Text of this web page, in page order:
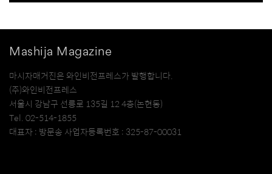
Mashija Magazine
마시자매거진은 와인비전프레스가 발행합니다.
(주)와인비전프레스
서울시 강남구 선릉로 135길 12 4층(논현동)
Tel. 02-514-1855
대표자 : 방문송 사업자등록번호 : 325-87-00031